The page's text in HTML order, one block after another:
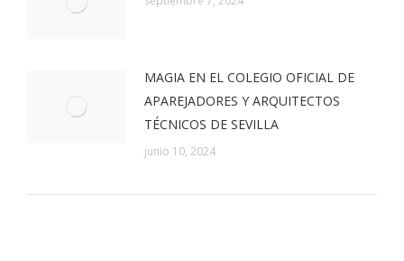
MAGIA EN EL COLEGIO OFICIAL DE
APAREJADORES Y ARQUITECTOS
TÉCNICOS DE SEVILLA
junio 10, 2024